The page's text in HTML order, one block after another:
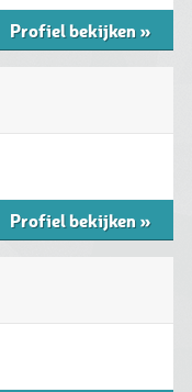
Profiel bekijken»
Profiel bekijken»